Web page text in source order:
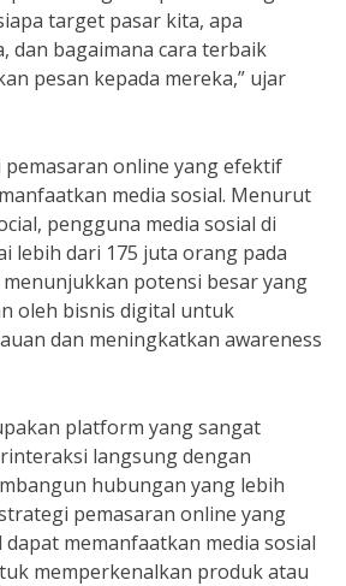
target pasar kita, apa
dan bagaimana cara terbaik
pesan kepada mereka,” ujar
online yang efektif
media sosial. Menurut
pengguna media sosial di
lebih dari 175 juta orang pada
potensi besar yang
oleh bisnis digital untuk
dan meningkatkan awareness
platform yang sangat
langsung dengan
hubungan yang lebih
pemasaran online yang
memanfaatkan media sosial
memperkenalkan produk atau